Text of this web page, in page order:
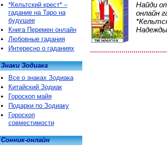
Найди
онлайн
*Кельтский крест* –
гадание на Таро на
будущее
Книга Перемен онлайн
Любовные гадания
Интересно о гаданиях
Знаки Зодиака
Все о знаках Зодиака
Китайский Зодиак
Гороскоп майя
Подарки по Зодиаку
Гороскоп
совместимости
Сонник-онлайн